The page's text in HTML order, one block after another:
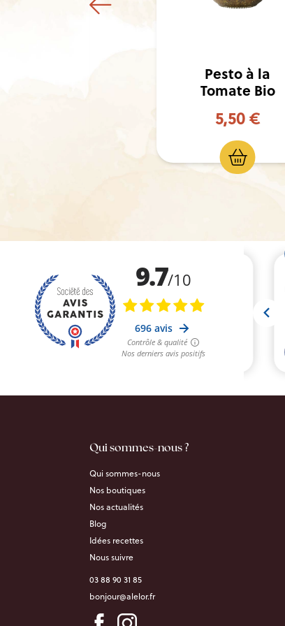
Pesto aux Olives
Bio
5,50 €
Qui sommes-nous ?
Qui sommes-nous
Nos boutiques
Nos actualités
Blog
Idées recettes
Nous suivre
03 88 90 31 85
bonjour@alelor.fr